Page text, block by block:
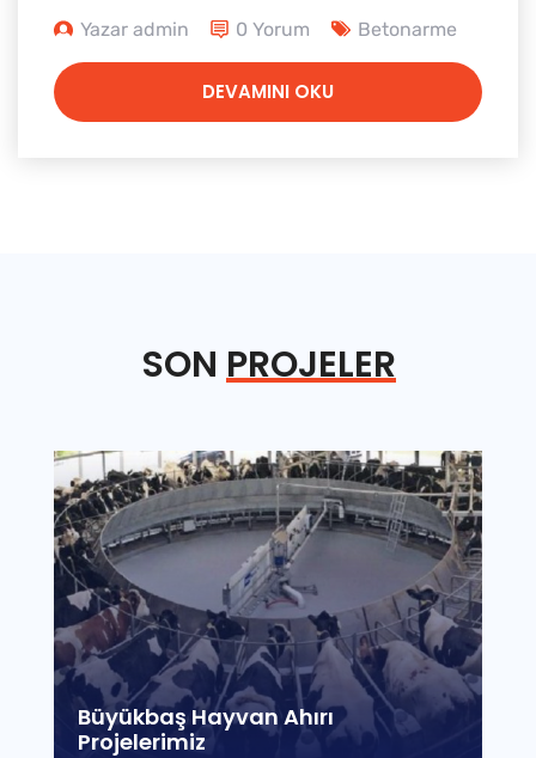
Yazar admin 0 Yorum Betonarme
DEVAMINI OKU
SON PROJELER
Büyükbaş Hayvan Ahırı
Projelerimiz